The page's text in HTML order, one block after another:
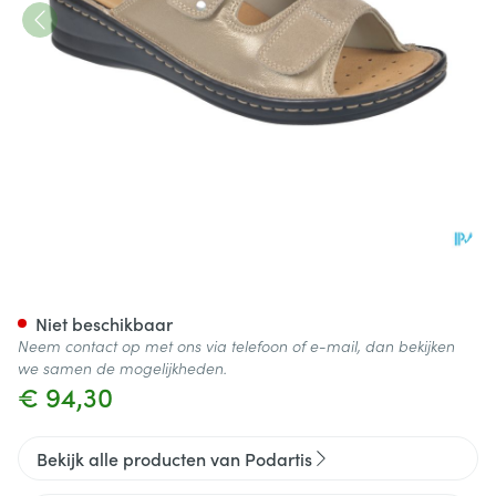
€ 94,30
Niet beschikbaar
Neem contact op met ons via telefoon of e-mail, dan bekijken
we samen de mogelijkheden.
Bekijk alle producten van Podartis